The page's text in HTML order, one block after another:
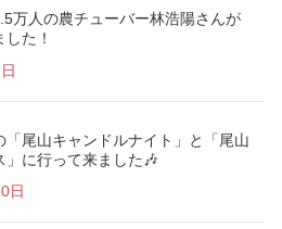
万人の農チューバー林浩陽さんが
た！
「尾山キャンドルナイト」と「尾山
」に行って来ました🎶
日